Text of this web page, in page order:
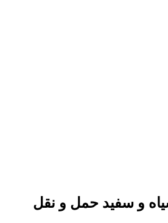
و سفید حمل و نقل